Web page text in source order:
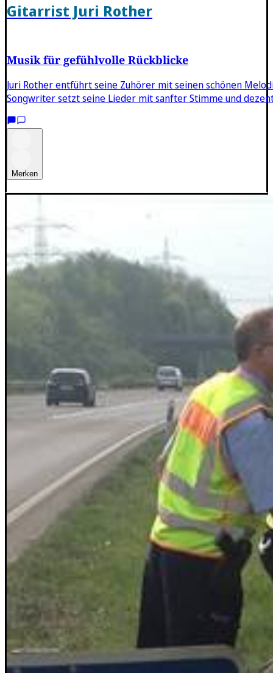
Gitarrist Juri Rother
Musik für gefühlvolle Rückblicke
Juri Rother entführt seine Zuhörer mit seinen schönen
Songwriter setzt seine Lieder mit sanfter Stimme und
Merken